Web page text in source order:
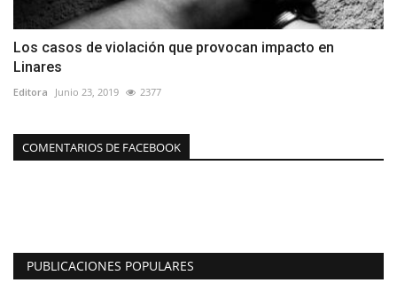
Los casos de violación que provocan impacto en
Linares
Editora Junio 23, 2019 2377
COMENTARIOS DE FACEBOOK
PUBLICACIONES POPULARES